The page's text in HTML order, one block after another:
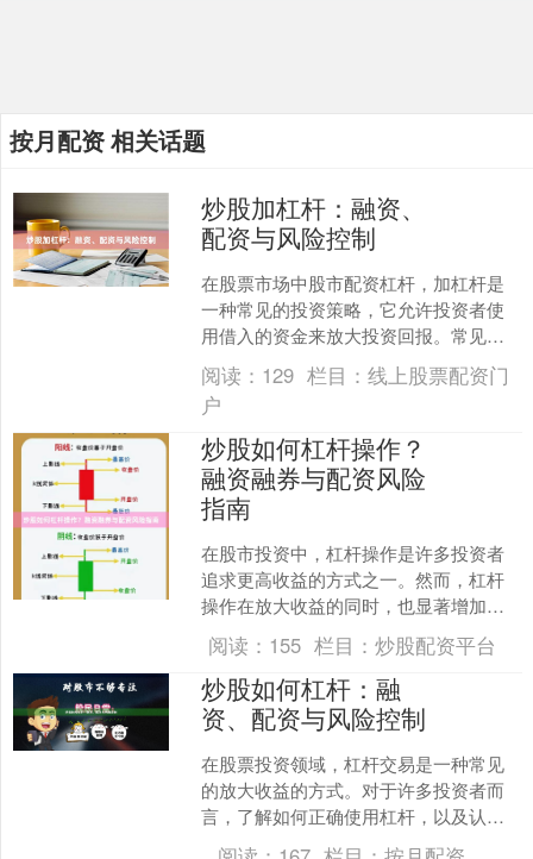
按月配资 相关话题
炒股加杠杆：融资、
配资与风险控制
在股票市场中股市配资杠杆，加杠杆是
一种常见的投资策略，它允许投资者使
用借入的资金来放大投资回报。常见的
加杠杆方式包括融资和配资。然而，杠
杆交易同样放大了风险，因....
阅读： 129 栏目：线上股票配资门
户
炒股如何杠杆操作？
融资融券与配资风险
指南
在股市投资中，杠杆操作是许多投资者
追求更高收益的方式之一。然而，杠杆
操作在放大收益的同时，也显著增加了
风险。本文将详细介绍炒股杠杆操作的
两种主要方式——融资融券....
阅读： 155 栏目： 炒股配资平台
炒股如何杠杆：融
资、配资与风险控制
在股票投资领域，杠杆交易是一种常见
的放大收益的方式。对于许多投资者而
言，了解如何正确使用杠杆，以及认识
其中的风险，是实现稳健投资的关键一